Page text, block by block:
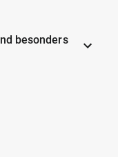
besonders